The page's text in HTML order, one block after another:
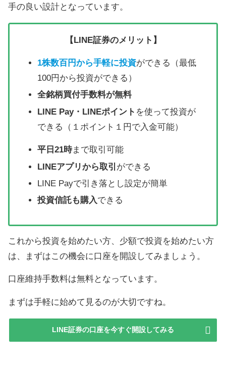
手の良い設計となっています。
【LINE証券のメリット】
1株数百円から手軽に投資ができる（最低
100円から投資ができる）
全銘柄買付手数料が無料
LINE Pay・LINEポイント を使って投資が
できる（１ポイント１円で入金可能）
平日21時まで取引可能
LINEアプリから取引 ができる
LINE Payで引き落とし設定が簡単
投資信託も購入できる
これから投資を始めたい方、少額で投資を始めたい方
は、まずはこの機会に口座を開設してみましょう。
口座維持手数料は無料となっています。
まずは手軽に始めて見るのが大切ですね。
LINE証券の口座を今すぐ開設してみる